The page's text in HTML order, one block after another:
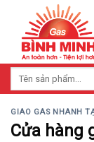
content
GIAO GAS NHANH
Cửa hàng